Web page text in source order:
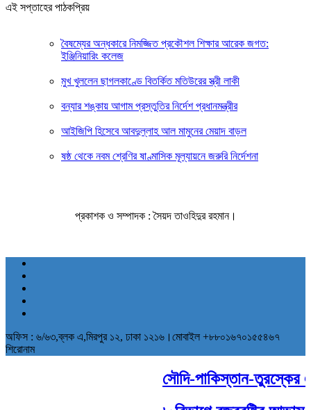
এই সপ্তাহের পাঠকপ্রিয়
বৈষম্যের অন্ধকারে নিমজ্জিত প্রকৌশল শিক্ষার আরেক জগত:
ইঞ্জিনিয়ারিং কলেজ
মুখ খুললেন ছাগলকাণ্ডে বিতর্কিত মতিউরের স্ত্রী লাকী
বন্যার শঙ্কায় আগাম প্রস্তুতির নির্দেশ প্রধানমন্ত্রীর
আইজিপি হিসেবে আবদুল্লাহ আল মামুনের মেয়াদ বাড়ল
ষষ্ঠ থেকে নবম শ্রেণির ষাণ্মাসিক মূল্যায়নে জরুরি নির্দেশনা
প্রকাশক ও সম্পাদক : সৈয়দ তাওহিদুর রহমান।
অফিস : ৬/৬৩,ব্লক এ,মিরপুর ১২, ঢাকা ১২১৬।মোবাইল +৮৮০১৬৭০১৫৫৪৬৭
শিরোনাম
সৌদি-পাকিস্তান-তুরস্কের